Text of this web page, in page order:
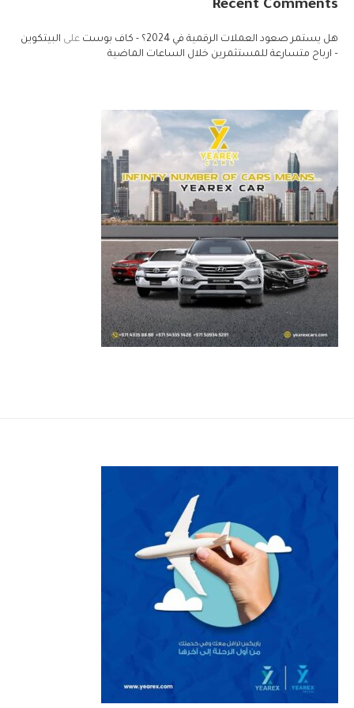
Recent Comments
هل يستمر صعود العملات الرقمية في 2024؟ - كاف بوست على البيتكوين
– ارباح متسارعة للمستثمرين خلال الساعات الماضية